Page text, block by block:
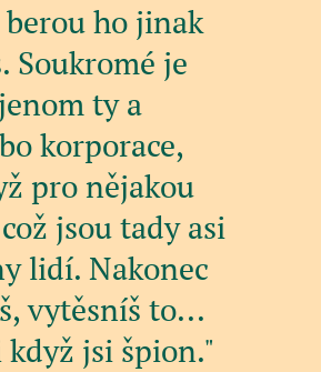
berou ho jinak
Soukromé je
ty a
korporace,
pro nějakou
jsou tady asi
lidí. Nakonec
vytěsníš to...
když jsi špion."